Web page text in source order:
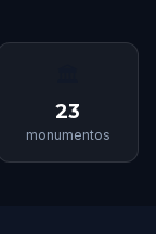
23
monumentos